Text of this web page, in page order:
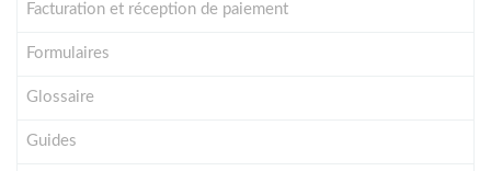
Facturation et réception de paiement
Formulaires
Glossaire
Guides